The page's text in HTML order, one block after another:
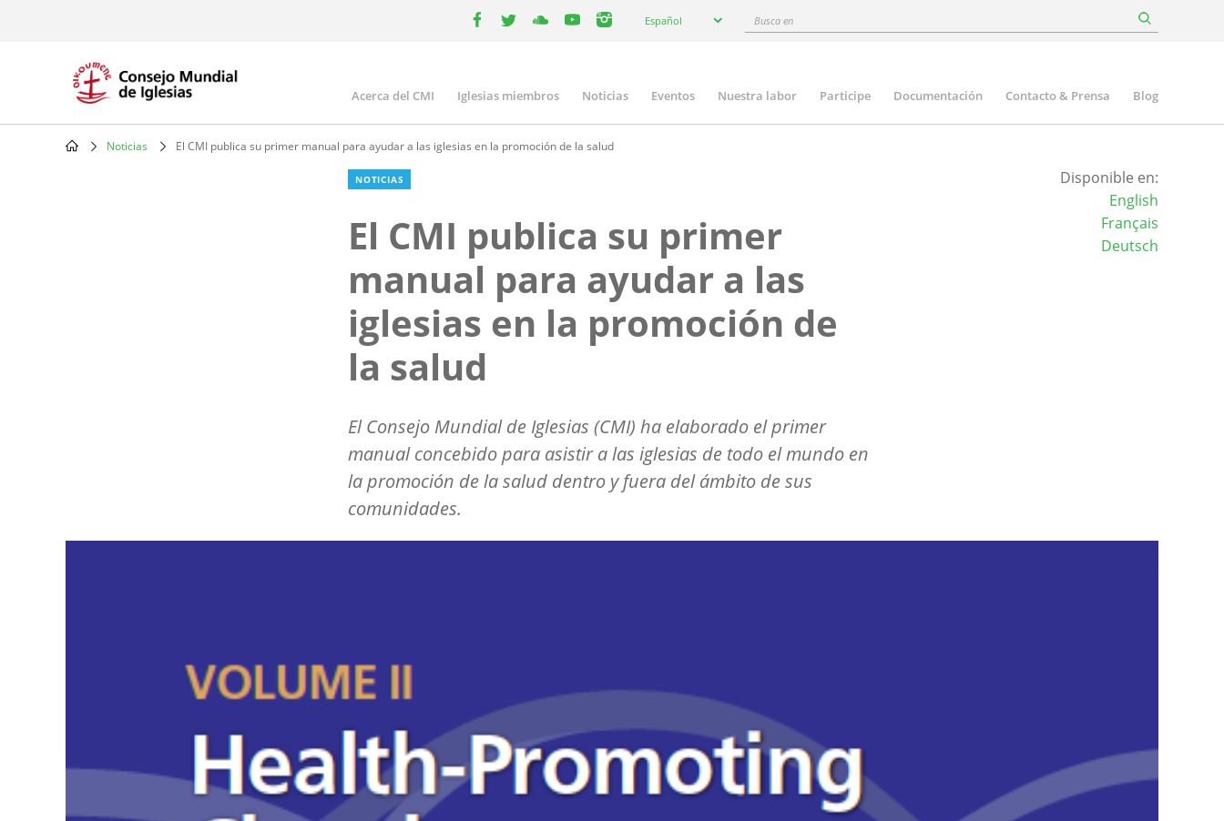
your
Español
Busca
Main
navigation
Acerca del CMI Iglesias miembros Noticias Eventos Nuestra labor Participe Documentación Contacto & Prensa Blog
Noticias El CMI publica su primer manual para ayudar a las iglesias en la promoción de la salud
NOTICIAS
El CMI publica su primer
manual para ayudar a las
iglesias en la promoción de
la salud
El Consejo Mundial de Iglesias (CMI) ha elaborado el primer
manual concebido para asistir a las iglesias de todo el mundo en
la promoción de la salud dentro y fuera del ámbito de sus
comunidades.
Disponible en:
English
Français
Deutsch